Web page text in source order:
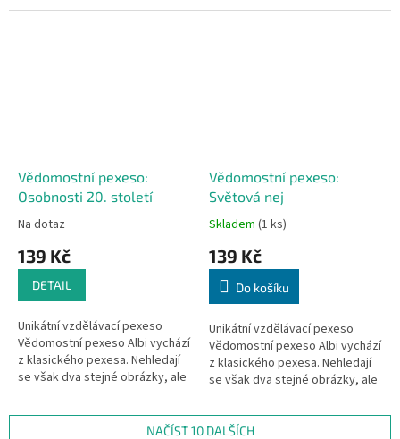
dvě informace, které k sobě
dvě informace, které k sobě
Vědomostní pexeso:
Osobnosti 20. století
Na dotaz
139 Kč
DETAIL
Unikátní vzdělávací pexeso
Vědomostní pexeso Albi vychází
z klasického pexesa. Nehledají
se však dva stejné obrázky, ale
patří. Text je...
Vědomostní pexeso:
Světová nej
Skladem (1 ks)
139 Kč
Do košíku
Unikátní vzdělávací pexeso
Vědomostní pexeso Albi vychází
z klasického pexesa. Nehledají
se však dva stejné obrázky, ale
patří. Text je...
NAČÍST 10 DALŠÍCH